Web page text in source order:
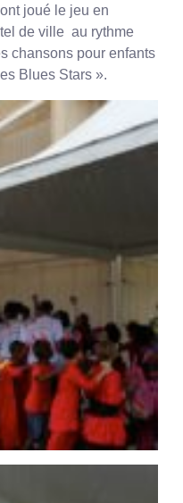
joué le jeu en
de ville au rythme
chansons pour enfants
Blues Stars ».